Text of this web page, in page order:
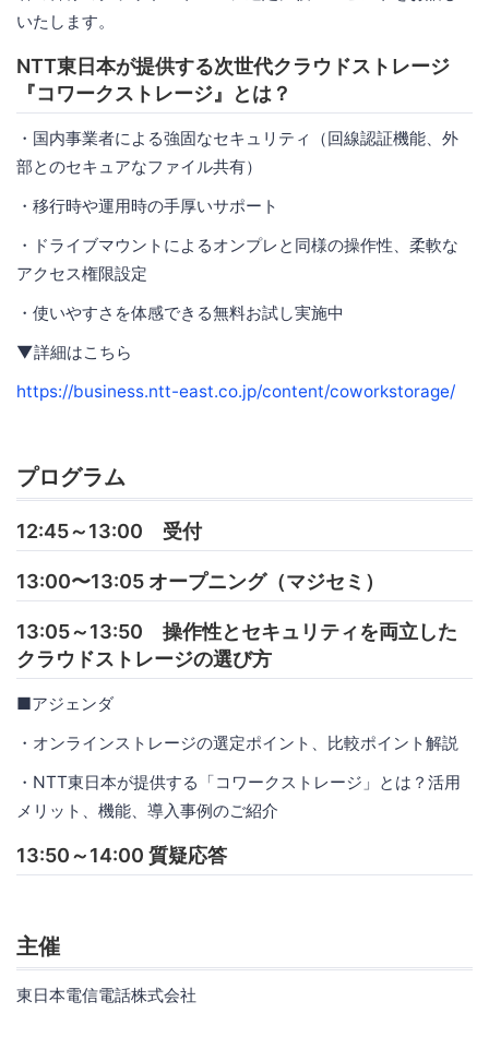
いたします。
NTT東日本が提供する次世代クラウドストレージ
『コワークストレージ』とは？
・国内事業者による強固なセキュリティ（回線認証機能、外
部とのセキュアなファイル共有）
・移行時や運用時の手厚いサポート
・ドライブマウントによるオンプレと同様の操作性、柔軟な
アクセス権限設定
・使いやすさを体感できる無料お試し実施中
▼詳細はこちら
https://business.ntt-east.co.jp/content/coworkstorage/
プログラム
12:45～13:00 受付
13:00〜13:05 オープニング（マジセミ）
13:05～13:50 操作性とセキュリティを両立した
クラウドストレージの選び方
■アジェンダ
・オンラインストレージの選定ポイント、比較ポイント解説
・NTT東日本が提供する「コワークストレージ」とは？活用
メリット、機能、導入事例のご紹介
13:50～14:00 質疑応答
主催
東日本電信電話株式会社